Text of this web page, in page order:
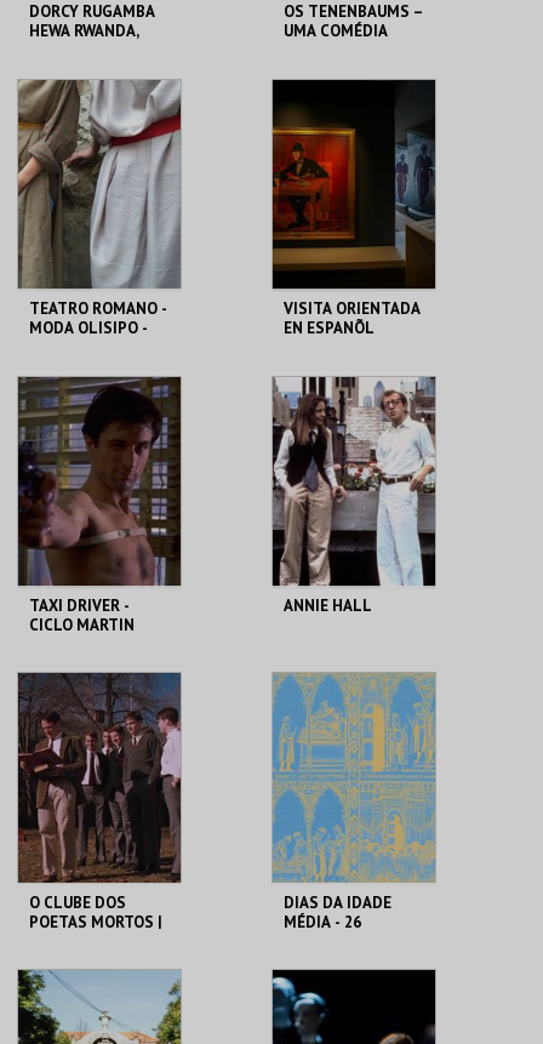
DORCY RUGAMBA
HEWA RWANDA,
TBA - TEATRO
BAIRRO ALTO
MAIS INFO
COMPRAR
OS TENENBAUMS –
UMA COMÉDIA
MAIS INFO
COMPRAR
TEATRO ROMANO -
MODA OLISIPO -
ML - TEATRO
ROMANO
MAIS INFO
COMPRAR
VISITA ORIENTADA
EN ESPANÕL
CASA FERNANDO
PESSOA
MAIS INFO
COMPRAR
TAXI DRIVER -
CICLO MARTIN
CAPITÓLIO.
MAIS INFO
COMPRAR
ANNIE HALL
CAPITÓLIO.
MAIS INFO
COMPRAR
O CLUBE DOS
POETAS MORTOS |
CAPITÓLIO.
DIAS DA IDADE
MÉDIA - 26
CASTELO DE SÃO
JORGE